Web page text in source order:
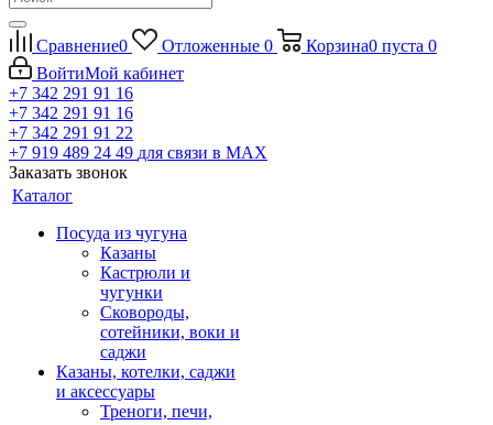
Сравнение0 Отложенные 0 Корзина0 пуста 0
ВойтиМой кабинет
+7 342 291 91 16
+7 342 291 91 16
+7 342 291 91 22
+7 919 489 24 49 для связи в МАХ
Заказать звонок
Каталог
Посуда из чугуна
Казаны
Кастрюли и
чугунки
Сковороды,
сотейники, воки и
саджи
Казаны, котелки, саджи
и аксессуары
Треноги, печи,